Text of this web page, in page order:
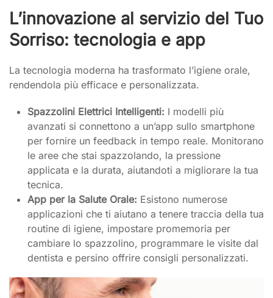
L’innovazione al servizio del Tuo
Sorriso: tecnologia e app
La tecnologia moderna ha trasformato l’igiene orale,
rendendola più efficace e personalizzata.
Spazzolini Elettrici Intelligenti: I modelli più
avanzati si connettono a un’app sullo smartphone
per fornire un feedback in tempo reale. Monitorano
le aree che stai spazzolando, la pressione
applicata e la durata, aiutandoti a migliorare la tua
tecnica.
App per la Salute Orale: Esistono numerose
applicazioni che ti aiutano a tenere traccia della tua
routine di igiene, impostare promemoria per
cambiare lo spazzolino, programmare le visite dal
dentista e persino offrire consigli personalizzati.